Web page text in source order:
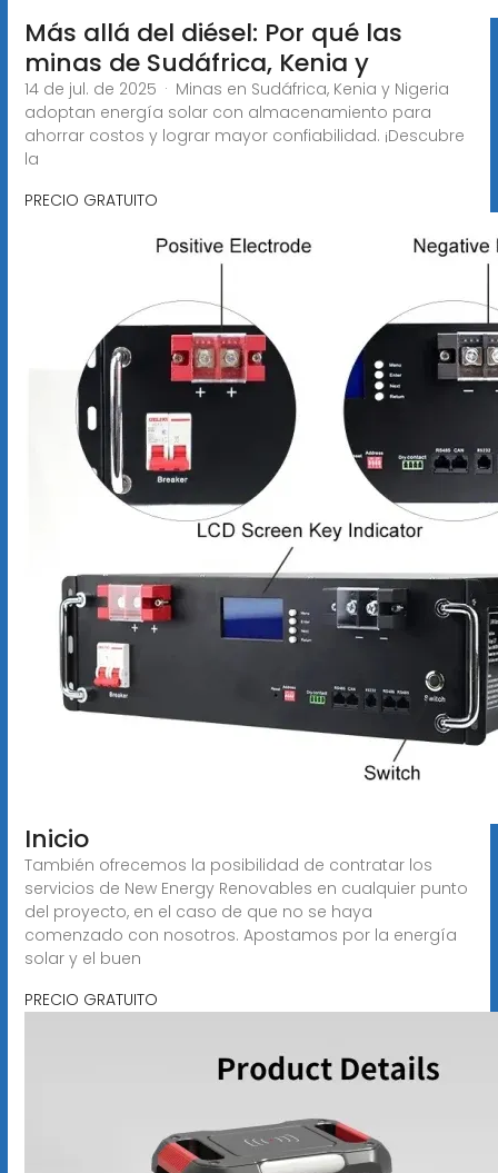
Más allá del diésel: Por qué las
minas de Sudáfrica, Kenia y
14 de jul. de 2025 · Minas en Sudáfrica, Kenia y Nigeria
adoptan energía solar con almacenamiento para
ahorrar costos y lograr mayor confiabilidad. ¡Descubre
la
PRECIO GRATUITO
Inicio
También ofrecemos la posibilidad de contratar los
servicios de New Energy Renovables en cualquier punto
del proyecto, en el caso de que no se haya
comenzado con nosotros. Apostamos por la energía
solar y el buen
PRECIO GRATUITO